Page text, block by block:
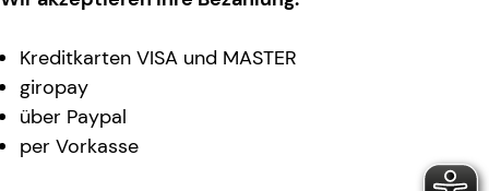
Kreditkarten VISA und MASTER
giropay
über Paypal
per Vorkasse